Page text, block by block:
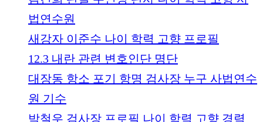
법연수원
새강자 이준수 나이 학력 고향 프로필
12.3 내란 관련 변호인단 명단
대장동 항소 포기 항명 검사장 누구 사법연수
원 기수
박철우 검사장 프로필 나이 학력 고향 경력